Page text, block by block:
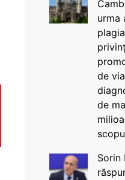
urma
de
de
Sorin